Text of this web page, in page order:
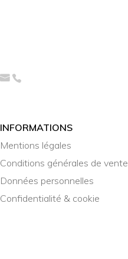
INFORMATIONS
Mentions légales
Conditions générales de vente
Données personnelles
Confidentialité & cookie